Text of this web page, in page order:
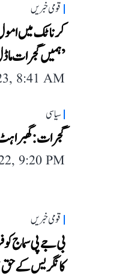
قومی خبریں
کرناٹک میں
’ہمیں گجرات
8:41 AM
سیاسی
گجرات:
9:20 PM
قومی خبریں
بی جے پی سماج
کانگریس کے حق